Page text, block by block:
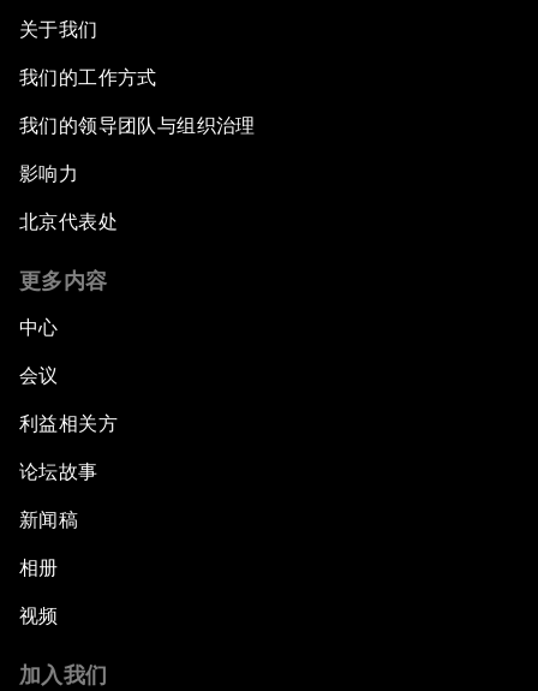
关于我们
我们的工作方式
我们的领导团队与组织治理
影响力
北京代表处
更多内容
中心
会议
利益相关方
论坛故事
新闻稿
相册
视频
加入我们